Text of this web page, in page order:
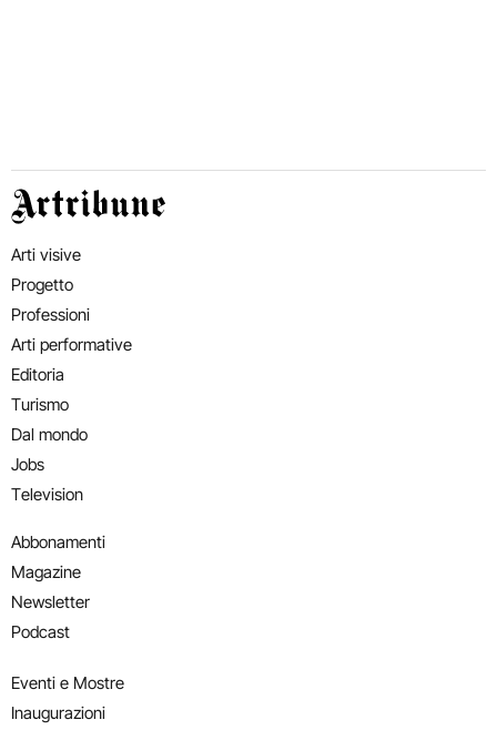
Artribune
Arti visive
Progetto
Professioni
Arti performative
Editoria
Turismo
Dal mondo
Jobs
Television
Abbonamenti
Magazine
Newsletter
Podcast
Eventi e Mostre
Inaugurazioni